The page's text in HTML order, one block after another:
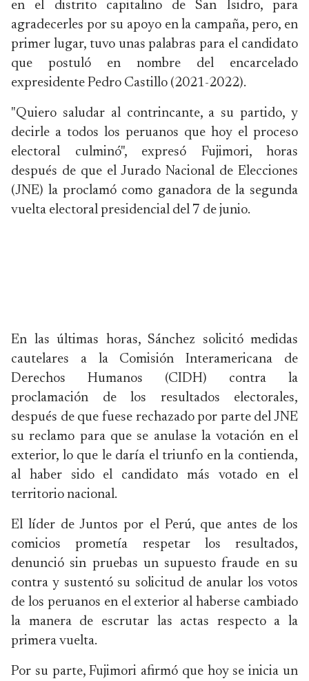
en el distrito capitalino de San Isidro, para
agradecerles por su apoyo en la campaña, pero, en
primer lugar, tuvo unas palabras para el candidato
que postuló en nombre del encarcelado
expresidente Pedro Castillo (2021-2022).
"Quiero saludar al contrincante, a su partido, y
decirle a todos los peruanos que hoy el proceso
electoral culminó", expresó Fujimori, horas
después de que el Jurado Nacional de Elecciones
(JNE) la proclamó como ganadora de la segunda
vuelta electoral presidencial del 7 de junio.
En las últimas horas, Sánchez solicitó medidas
cautelares a la Comisión Interamericana de
Derechos Humanos (CIDH) contra la
proclamación de los resultados electorales,
después de que fuese rechazado por parte del JNE
su reclamo para que se anulase la votación en el
exterior, lo que le daría el triunfo en la contienda,
al haber sido el candidato más votado en el
territorio nacional.
El líder de Juntos por el Perú, que antes de los
comicios prometía respetar los resultados,
denunció sin pruebas un supuesto fraude en su
contra y sustentó su solicitud de anular los votos
de los peruanos en el exterior al haberse cambiado
la manera de escrutar las actas respecto a la
primera vuelta.
Por su parte, Fujimori afirmó que hoy se inicia un